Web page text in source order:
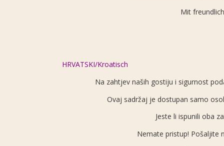
Mit
HRVATSKI/Kroatisch
Na zahtjev naših gostiju i sigurnost
Ovaj sadržaj je dostupan samo
Jeste li ispunili oba
Nemate pristup! Pošaljite